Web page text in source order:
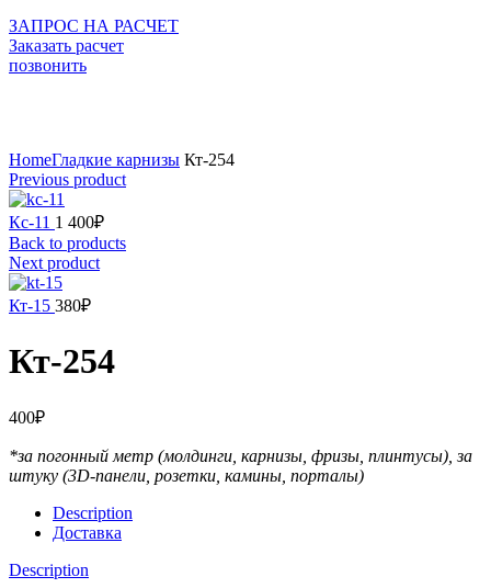
ЗАПРОС НА РАСЧЕТ
Заказать расчет
позвонить
HomeГладкие карнизы Кт-254
Previous product
Кс-11 1 400₽
Back to products
Next product
Кт-15 380₽
Кт-254
400₽
*за погонный метр (молдинги, карнизы, фризы, плинтусы), за
штуку (3D-панели, розетки, камины, порталы)
Description
Доставка
Description